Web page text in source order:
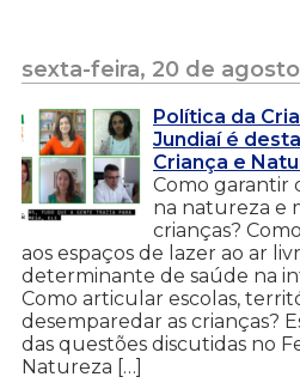
sexta-feira, 20 de
Política da
Jundiaí é
Criança e
Como garantir
na natureza e
crianças?
aos espaços de lazer ao ar
determinante de saúde na
Como articular escolas,
desemparedar as crianças?
das questões discutidas no
Natureza […]